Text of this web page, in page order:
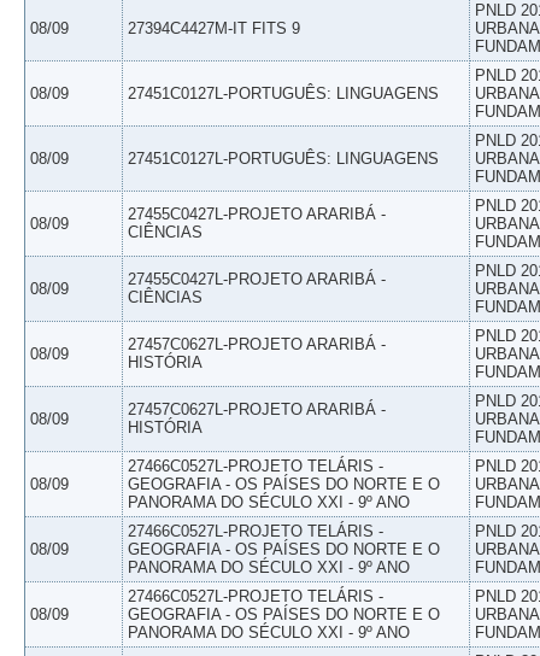
08/09 27394C4427M-IT FITS 9
PNLD
08/09 27451C0127L-PORTUGUÊS: LINGUAGENS
PNLD
08/09 27451C0127L-PORTUGUÊS: LINGUAGENS
PNLD
08/09
27455C0427L-PROJETO ARARIBÁ -
CIÊNCIAS
PNLD
08/09
27455C0427L-PROJETO ARARIBÁ -
CIÊNCIAS
PNLD
08/09
27457C0627L-PROJETO ARARIBÁ -
HISTÓRIA
PNLD
08/09
27457C0627L-PROJETO ARARIBÁ -
HISTÓRIA
PNLD
08/09
27466C0527L-PROJETO TELÁRIS -
GEOGRAFIA - OS PAÍSES DO NORTE E O
PANORAMA DO SÉCULO XXI - 9º ANO
PNLD
08/09
27466C0527L-PROJETO TELÁRIS -
GEOGRAFIA - OS PAÍSES DO NORTE E O
PANORAMA DO SÉCULO XXI - 9º ANO
PNLD
08/09
27466C0527L-PROJETO TELÁRIS -
GEOGRAFIA - OS PAÍSES DO NORTE E O
PANORAMA DO SÉCULO XXI - 9º ANO
PNLD